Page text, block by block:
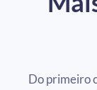
Do primeiro